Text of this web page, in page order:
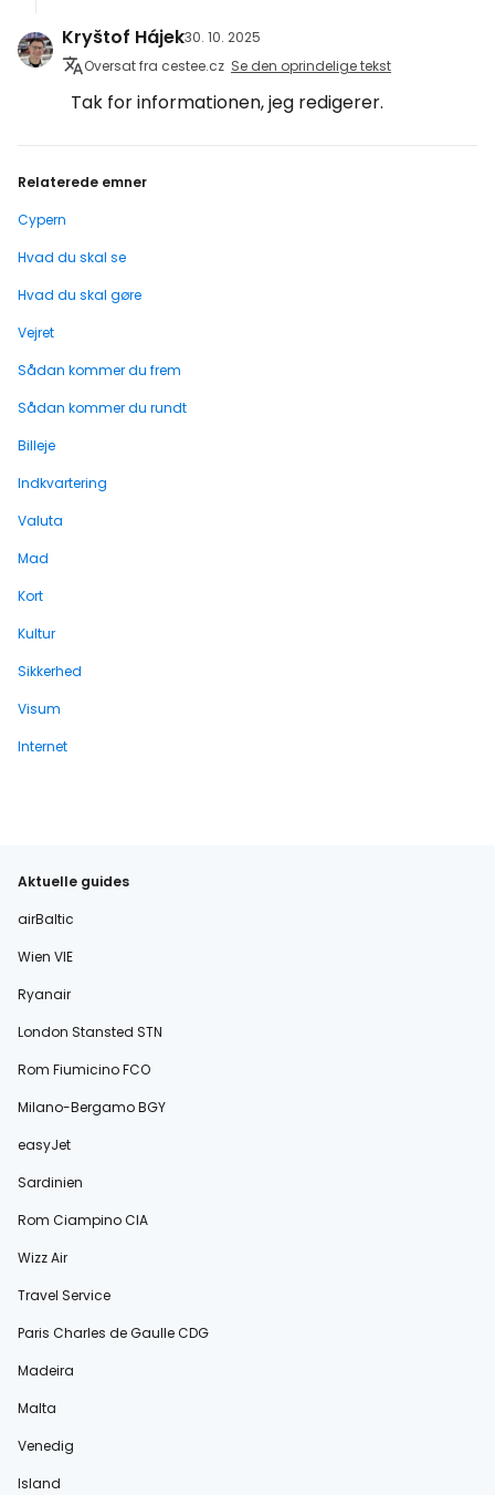
Kryštof Hájek30. 10. 2025
Oversat fra cestee.cz Se den oprindelige tekst
Tak for informationen, jeg redigerer.
Relaterede emner
Cypern
Hvad du skal se
Hvad du skal gøre
Vejret
Sådan kommer du frem
Sådan kommer du rundt
Billeje
Indkvartering
Valuta
Mad
Kort
Kultur
Sikkerhed
Visum
Internet
Aktuelle guides
airBaltic
Wien VIE
Ryanair
London Stansted STN
Rom Fiumicino FCO
Milano-Bergamo BGY
easyJet
Sardinien
Rom Ciampino CIA
Wizz Air
Travel Service
Paris Charles de Gaulle CDG
Madeira
Malta
Venedig
Island